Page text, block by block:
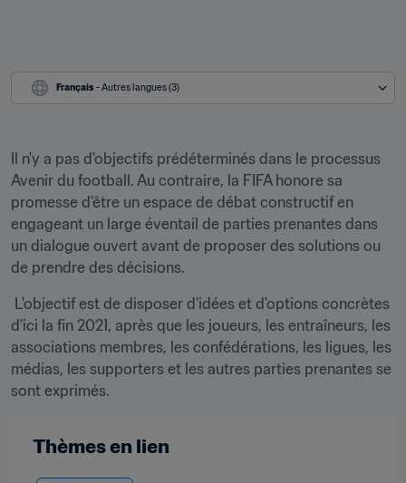
Français - Autres langues (3)
Il n'y a pas d'objectifs prédéterminés dans le processus
Avenir du football. Au contraire, la FIFA honore sa
promesse d'être un espace de débat constructif en
engageant un large éventail de parties prenantes dans
un dialogue ouvert avant de proposer des solutions ou
de prendre des décisions.
L'objectif est de disposer d'idées et d'options concrètes
d'ici la fin 2021, après que les joueurs, les entraîneurs, les
associations membres, les confédérations, les ligues, les
médias, les supporters et les autres parties prenantes se
sont exprimés.
Thèmes en lien